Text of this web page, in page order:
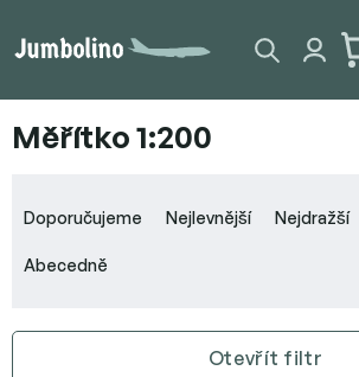
obsah
Měřítko 1:200
e
p
Doporučujeme Nejlevnější Nejdražší
Abecedně
Otevřít filtr